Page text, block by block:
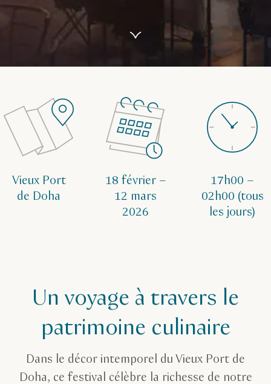
Vieux Port
de Doha
18 février –
12 mars
2026
17h00 –
02h00 (tous
les jours)
Un voyage à travers le
patrimoine culinaire
Dans le décor intemporel du Vieux Port de
Doha, ce festival célèbre la richesse de notre